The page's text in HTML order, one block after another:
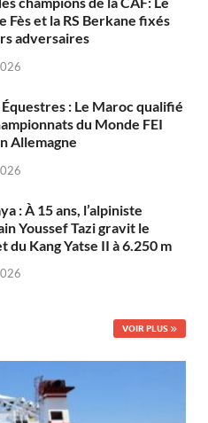
Fès et la RS Berkane fixés
adversaires
: Le Maroc qualifié
du Monde FEI
Allemagne
: À 15 ans, l’alpiniste
Youssef Tazi gravit le
du Kang Yatse II à 6.250 m
VOIR PLUS